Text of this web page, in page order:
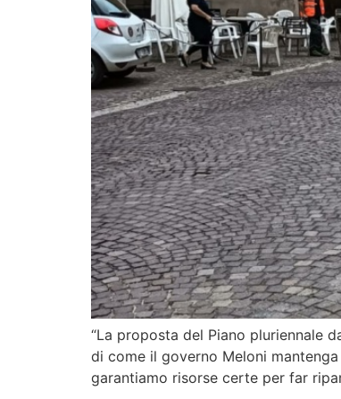
“La proposta del Piano pluriennale
di come il governo Meloni
garantiamo risorse certe per far